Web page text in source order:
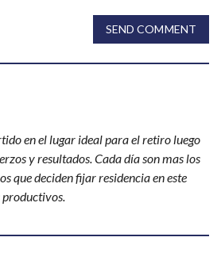
SEND COMMENT
en el lugar ideal para el retiro luego
y resultados. Cada día son mas los
que deciden fijar residencia en este